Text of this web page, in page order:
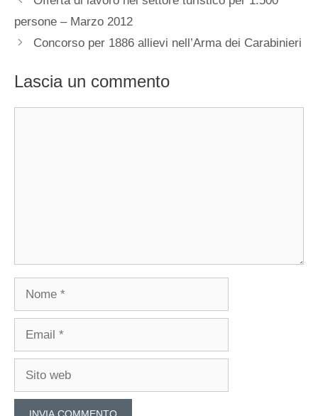
persone – Marzo 2012
Concorso per 1886 allievi nell’Arma dei Carabinieri
Lascia un commento
Nome
Email
Sito